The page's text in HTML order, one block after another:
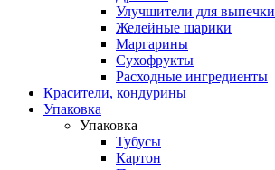
Улучшители для выпечки
Желейные шарики
Маргарины
Сухофрукты
Расходные ингредиенты
Красители, кондурины
Упаковка
Упаковка
Тубусы
Картон